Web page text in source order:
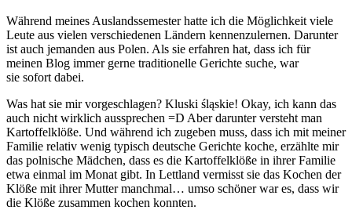
Während meines Auslandssemester hatte ich die Möglichkeit viele
Leute aus vielen verschiedenen Ländern kennenzulernen. Darunter
ist auch jemanden aus Polen. Als sie erfahren hat, dass ich für
meinen Blog immer gerne traditionelle Gerichte suche, war
sie sofort dabei.
Was hat sie mir vorgeschlagen? Kluski śląskie! Okay, ich kann das
auch nicht wirklich aussprechen =D Aber darunter versteht man
Kartoffelklöße. Und während ich zugeben muss, dass ich mit meiner
Familie relativ wenig typisch deutsche Gerichte koche, erzählte mir
das polnische Mädchen, dass es die Kartoffelklöße in ihrer Familie
etwa einmal im Monat gibt. In Lettland vermisst sie das Kochen der
Klöße mit ihrer Mutter manchmal… umso schöner war es, dass wir
die Klöße zusammen kochen konnten.